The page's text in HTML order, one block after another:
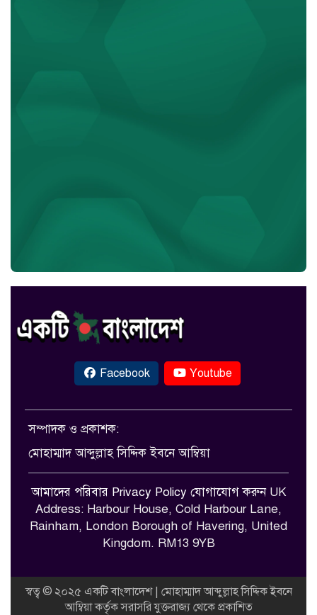
Facebook Youtube
সম্পাদক ও প্রকাশক:
মোহাম্মাদ আব্দুল্লাহ সিদ্দিক ইবনে আম্বিয়া
আমাদের পরিবার Privacy Policy যোগাযোগ করুনUK
Address: Harbour House, Cold Harbour Lane,
Rainham, London Borough of Havering, United
Kingdom. RM13 9YB
স্বত্ব © ২০২৫ একটি বাংলাদেশ | মোহাম্মাদ আব্দুল্লাহ সিদ্দিক ইবনে
আম্বিয়া কর্তৃক সরাসরি যুক্তরাজ্য থেকে প্রকাশিত